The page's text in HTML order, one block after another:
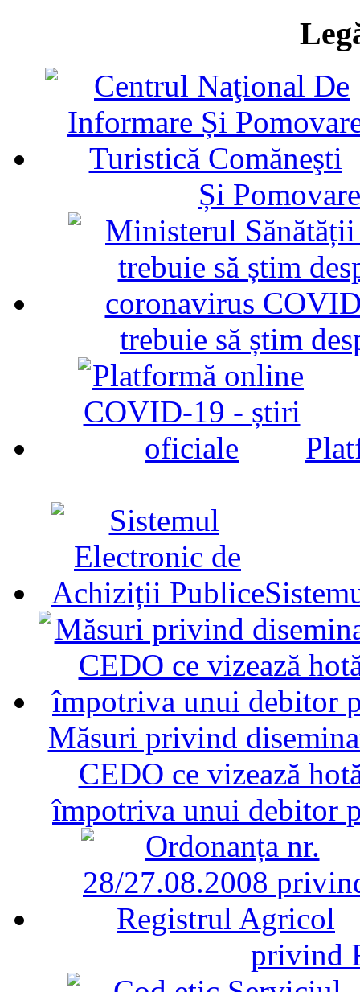
Și
trebuie să știm
Măsuri privind
CEDO ce vizează
împotriva unui debitor
privind